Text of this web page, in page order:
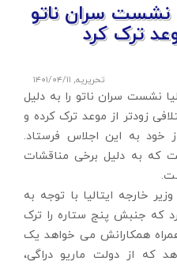
نشست سران ناتو
ترک کرد
تحریریه, ۱۴۰۱/۰۴/۱۱
نشست سران ناتو را به دلیل
زودتر از موعد ترک کرده و
خود به این اجلاس فرستاد.
که به دلیل برخی مناقشات
خارجه ایتالیا با توجه به
که جنبش پنج ستاره را ترک
همکارانش می خواهد یک
که از دولت ماریو دراگی،